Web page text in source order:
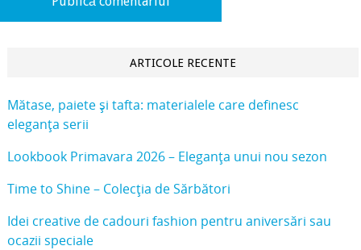
ARTICOLE RECENTE
Mătase, paiete și tafta: materialele care definesc
eleganța serii
Lookbook Primavara 2026 – Eleganța unui nou sezon
Time to Shine – Colecția de Sărbători
Idei creative de cadouri fashion pentru aniversări sau
ocazii speciale